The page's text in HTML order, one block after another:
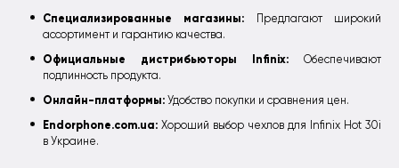
Специализированные магазины:
Предлагают широкий
ассортимент и гарантию качества.
Официальные дистрибьюторы Infinix: Обеспечивают
подлинность продукта.
Онлайн-платформы: Удобство покупки и сравнения цен.
Endorphone.com.ua: Хороший выбор чехлов для Infinix Hot 30i
в Украине.